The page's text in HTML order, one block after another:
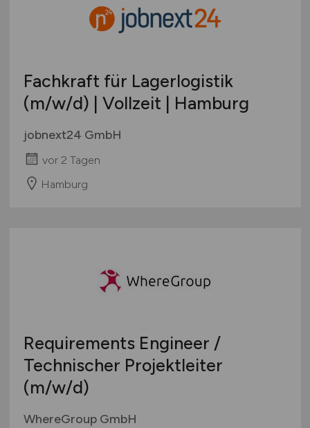
Fachkraft für Lagerlogistik
(m/w/d) | Vollzeit | Hamburg
jobnext24 GmbH
vor 2 Tagen
Hamburg
Requirements Engineer /
Technischer Projektleiter
(m/w/d)
WhereGroup GmbH